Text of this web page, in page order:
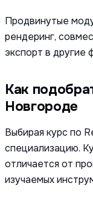
Продвинутые
рендеринг,
экспорт в другие
Как подобрать курс по Revit в Нижнем
Новгороде
Выбирая курс по
специализацию.
отличается от
изучаемых